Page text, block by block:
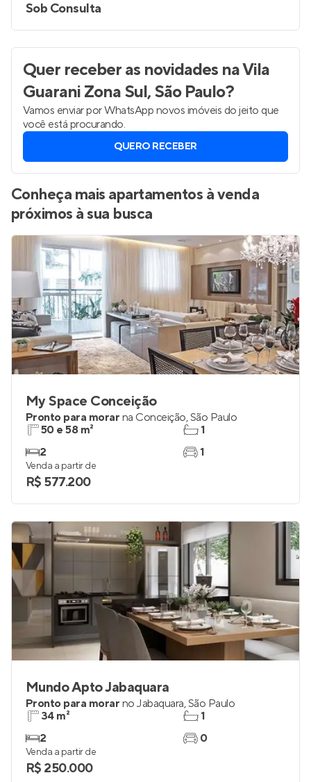
Sob Consulta
Quer receber as novidades na Vila
Guarani Zona Sul, São Paulo?
Vamos enviar por WhatsApp novos imóveis do jeito que
você está procurando.
QUERO RECEBER
Conheça mais apartamentos à venda
próximos à sua busca
My Space Conceição
Pronto para morar na Conceição,São Paulo
50 e 58 m²
2
1
1
Venda a partir de
R$ 577.200
Mundo Apto Jabaquara
Pronto para morar no Jabaquara,São Paulo
34 m²
2
1
0
Venda a partir de
R$ 250.000